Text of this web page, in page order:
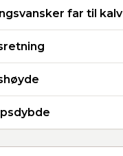
far til kalv